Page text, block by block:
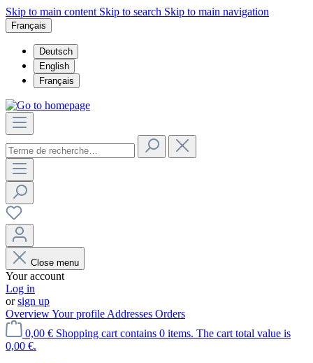
Skip to main content Skip to search Skip to main navigation
Français
Deutsch
English
Français
Close menu
Your account
Log in
orsign up
OverviewYour profile Addresses Orders
0,00 € Shopping cart contains 0 items. The cart total value is
0,00 €.